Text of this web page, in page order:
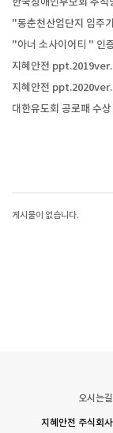
"동춘천산업단지 입주
"아너 소사이어티 " 인
지혜안전 ppt.2019ver.
지혜안전 ppt.2020ver.
대한유도회 공로패 수상
게시물이 없습니다.
오시는길
지혜안전 주식회사